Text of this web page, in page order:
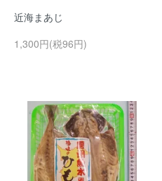
近海まあじ
1,300円(税96円)